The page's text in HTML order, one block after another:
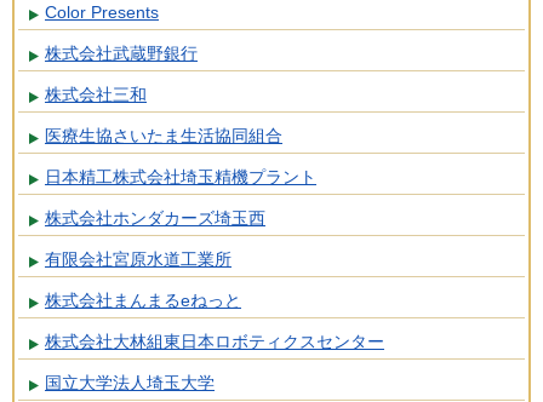
Color Presents
株式会社武蔵野銀行
株式会社三和
医療生協さいたま生活協同組合
日本精工株式会社埼玉精機プラント
株式会社ホンダカーズ埼玉西
有限会社宮原水道工業所
株式会社まんまるeねっと
株式会社大林組東日本ロボティクスセンター
国立大学法人埼玉大学